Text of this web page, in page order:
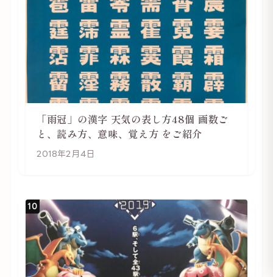
「雨冠」の漢字 天気の表し方48個 画数ご
と、読み方、意味、覚え方 をご紹介
2018年2月4日
10